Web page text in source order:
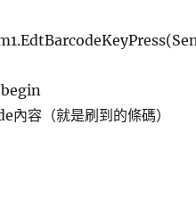
容（就是刷到的條碼）